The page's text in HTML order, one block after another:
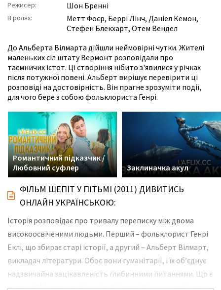
Режисер: Шон Бренні
В ролях: Метт Фоєр, Беррі Лінч, Даніел Кемон,
Стефен Блекхарт, Отем Вендел
До Альберта Вілмарта дійшли неймовірні чутки. Жителі
маленьких сіл штату Вермонт розповідали про
таємничих істот. Ці створіння нібито з'явилися у річках
після потужної повені. Альберт вирішує перевірити ці
розповіді на достовірність. Він прагне зрозуміти події,
для чого бере з собою фольклориста Генрі.
Романтичний підказчик /
Любовний суфлер
Заклиначка акул
ФІЛЬМ ШЕПІТ У ПІТЬМІ (2011) ДИВИТИСЬ
ОНЛАЙН УКРАЇНСЬКОЮ:
Історія розповідає про тривалу переписку між двома
високоосвіченими людьми. Перший – фольклорист Генрі
Еклі, що збирає старі історії, а другий – Альберт Вілмарт,
викладач літератури. Обоє вони гуманітарії, і їх об’єднує
надзвичайна зацікавленість глибинними питаннями. Що є
людина? Що таке міф і релігія? Але найбільше їх займає